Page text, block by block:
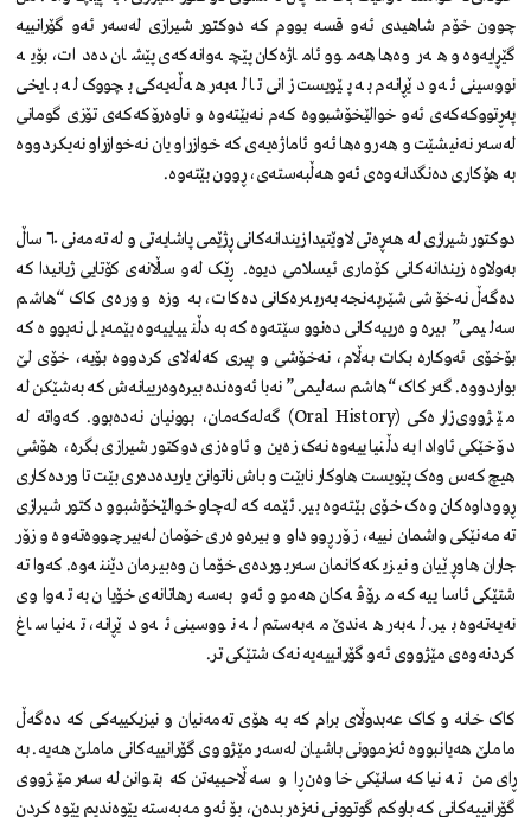
چوون خۆم شاهیدی ئەو قسە بووم کە دوکتور شیرازی لەسەر ئەو گۆرانییە
گێڕایەوە و هەروەها هەموو ئاماژەکان پێچەوانەکەی پێشان دەدات، بۆیە
نووسینی ئەو دێڕانەم بە پێویست زانی تا لەبەر هەڵەیەکی بچووک لە بایخی
پەڕتووکەکەی ئەو خوالێخۆشبووە کەم نەبێتەوە و ناوەرۆکەکەی تۆزی گومانی
لەسەر نەنیشێت و هەروەها ئەو ئاماژەیەی کە خوازراو یان نەخوازراو نەیکردووە
بە هۆکاری دەنگدانەوەی ئەو هەڵبەستەی، ڕوون بێتەوە.
دوکتور شیرازی لە هەڕەتی لاوێتیدا زیندانەکانی ڕژێمی پاشایەتی و لە تەمەنی ٦٠ ساڵ
بەولاوە زیندانەکانی کۆماری ئیسلامی دیوە. ڕێک لەو ساڵانەی کۆتایی ژیانیدا کە
دەگەڵ نەخۆشی شێرپەنجە بەربەرەکانی دەکات، بە وزە و ورەی کاک “هاشم
سەلیمی” بیرەوەرییەکانی دەنووسێتەوە کە بەدڵنییاییەوە بێمەیل نەبووە کە
بۆخۆی ئەوکارە بکات بەڵام، نەخۆشی و پیری کەلەلای کردووە بۆیە، خۆی لێ
بواردووە. گەر کاک “هاشم سەلیمی” نەبا ئەوەندە بیرەوەرییانەش کە بەشێکن لە
مێژووی زارەکی (Oral History) گەلەکەمان، بوونیان نەدەبوو. کەواتە لە
دۆخێکی ئاوادا بە دڵنیاییەوە نەک زەین و ئاوەزی دوکتور شیرازی بگرە، هۆشی
هیچ کەس وەک پێویست هاوکار نابێت و باش ناتوانێ یاریدەدەری بێت تا وردەکاری
ڕووداوەکان وەک خۆی بێتەوە بیر. ئێمە کە لەچاو خوالێخۆشبوو دکتور شیرازی
تەمەنێکی واشمان نییە، زۆر ڕووداو و بیرەوەری خۆمان لەبیر چووەتەوە و زۆر
جاران هاوڕێیان و نیزیکەکانمان سەربوردەی خۆمان وەبیرمان دێننەوە. کەواتە
شتێکی ئاساییە کە مرۆڤەکان هەموو ئەو بەسەرهاتانەی خۆیان بە تەواوی
نەیەتەوە بیر. لەبەر هەندێ مەبەستم لە نووسینی ئەو دێڕانە، تەنیا ساغ
کردنەوەی مێژووی ئەو گۆرانییەیە نەک شتێکی تر.
کاک خانە و کاک عەبدوڵای برام کە بە هۆی تەمەنیان و نیزیکییەکی کە دەگەڵ
ماملێ هەیانبووە ئەزموونی باشیان لەسەر مێژووی گۆرانییەکانی ماملێ هەیە. بە
ڕای من تەنیا کەسانێکی خاوەن ڕا و سەڵاحییەتن کە بتوانن لەسەر مێژووی
گۆرانییەکانی کە باوکم گوتوونی نەزەر بدەن، بۆ ئەو مەبەستە پێوەندیم پێوە کردن